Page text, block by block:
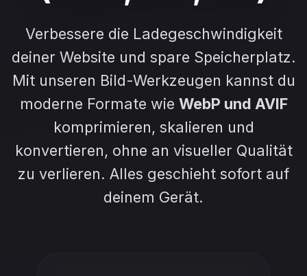
Verbessere die Ladegeschwindigkeit
deiner Website und spare Speicherplatz.
Mit unseren Bild-Werkzeugen kannst du
moderne Formate wie WebP und AVIF
komprimieren, skalieren und
konvertieren, ohne an visueller Qualität
zu verlieren. Alles geschieht sofort auf
deinem Gerät.